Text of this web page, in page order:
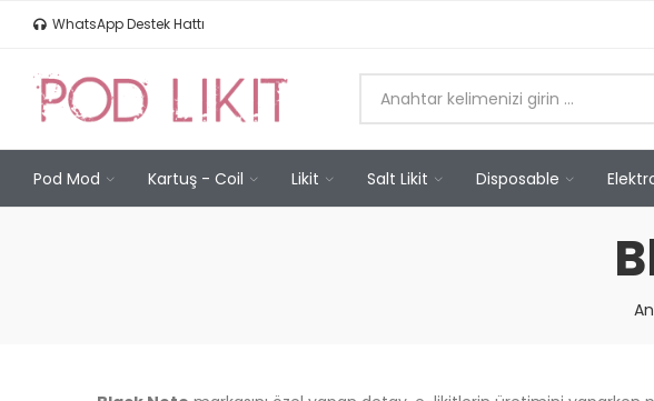
WhatsApp Destek Hattı
Pod Mod Kartuş - Coil Likit Salt Likit Disposable